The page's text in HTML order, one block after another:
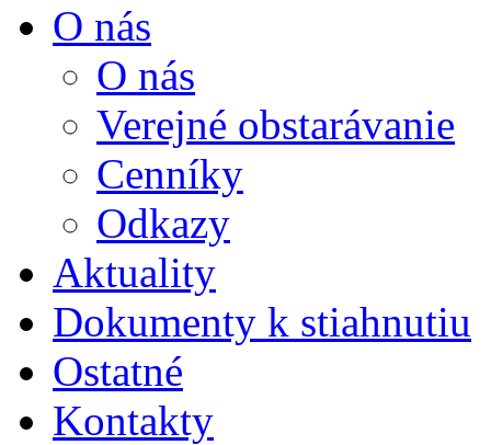
O nás
O nás
Verejné obstarávanie
Cenníky
Odkazy
Aktuality
Dokumenty k stiahnutiu
Ostatné
Kontakty